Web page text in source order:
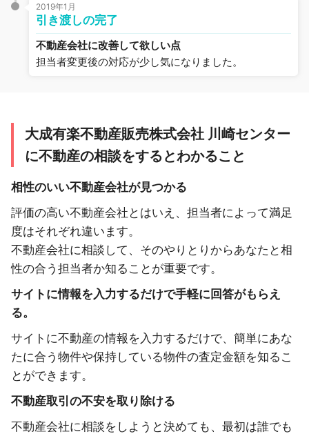
2019年1月
引き渡しの完了
不動産会社に改善して欲しい点
担当者変更後の対応が少し気になりました。
大成有楽不動産販売株式会社 川崎センター
に不動産の相談をするとわかること
相性のいい不動産会社が見つかる
評価の高い不動産会社とはいえ、担当者によって満足
度はそれぞれ違います。
不動産会社に相談して、そのやりとりからあなたと相
性の合う担当者か知ることが重要です。
サイトに情報を入力するだけで手軽に回答がもらえ
る。
サイトに不動産の情報を入力するだけで、簡単にあな
たに合う物件や保持している物件の査定金額を知るこ
とができます。
不動産取引の不安を取り除ける
不動産会社に相談をしようと決めても、最初は誰でも